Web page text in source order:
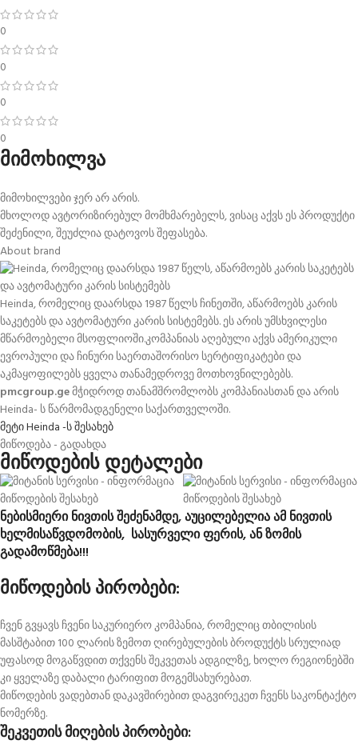
0
0
0
0
მიმოხილვა
მიმოხილვები ჯერ არ არის.
მხოლოდ ავტორიზირებულ მომხმარებელს, ვისაც აქვს ეს პროდუქტი
შეძენილი, შეუძლია დატოვოს შეფასება.
About brand
Heinda, რომელიც დაარსდა 1987 წელს ჩინეთში, აწარმოებს კარის
საკეტებს და ავტომატური კარის სისტემებს. ეს არის უმსხვილესი
მწარმოებელი მსოფლიოში.კომპანიას აღებული აქვს ამერიკული
ევროპული და ჩინური საერთაშორისო სერტიფიკატები და
აკმაყოფილებს ყველა თანამედროვე მოთხოვნილებებს.
pmcgroup.geმჭიდროდ თანამშრომლობს კომპანიასთან და არის
Heinda- ს წარმომადგენელი საქართველოში.
მეტი Heinda -ს შესახებ
მიწოდება - გადახდა
მიწოდების დეტალები
ნებისმიერი ნივთის შეძენამდე, აუცილებელია ამ ნივთის
ხელმისაწვდომობის, სასურველი ფერის, ან ზომის
გადამოწმება!!!
მიწოდების პირობები:
ჩვენ გვყავს ჩვენი საკურიერო კომპანია, რომელიც თბილისის
მასშტაბით 100 ლარის ზემოთ ღირებულების ბროდუქტს სრულიად
უფასოდ მოგაწვდით თქვენს შეკვეთას ადგილზე, ხოლო რეგიონებში
კი ყველაზე დაბალი ტარიფით მოგემსახურებათ.
მიწოდების ვადებთან დაკავშირებით დაგვირეკეთ ჩვენს საკონტაქტო
ნომერზე.
შეკვეთის მიღების პირობები: